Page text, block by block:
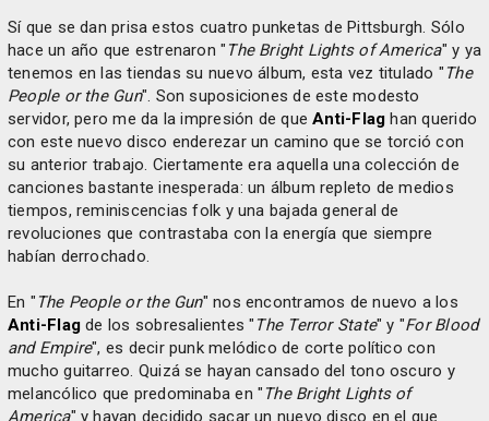
Sí que se dan prisa estos cuatro punketas de Pittsburgh. Sólo
hace un año que estrenaron " The Bright Lights of America" y ya
tenemos en las tiendas su nuevo álbum, esta vez titulado " The
People or the Gun". Son suposiciones de este modesto
servidor, pero me da la impresión de queAnti-Flag han querido
con este nuevo disco enderezar un camino que se torció con
su anterior trabajo. Ciertamente era aquella una colección de
canciones bastante inesperada: un álbum repleto de medios
tiempos, reminiscencias folk y una bajada general de
revoluciones que contrastaba con la energía que siempre
habían derrochado.
En " The People or the Gun" nos encontramos de nuevo a los
Anti-Flag de los sobresalientes " The Terror State" y "For Blood
and Empire", es decir punk melódico de corte político con
mucho guitarreo. Quizá se hayan cansado del tono oscuro y
melancólico que predominaba en " The Bright Lights of
America" y hayan decidido sacar un nuevo disco en el que